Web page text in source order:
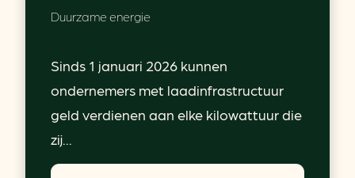
Duurzame energie
Sinds 1 januari 2026 kunnen
ondernemers met laadinfrastructuur
geld verdienen aan elke kilowattuur die
zij...